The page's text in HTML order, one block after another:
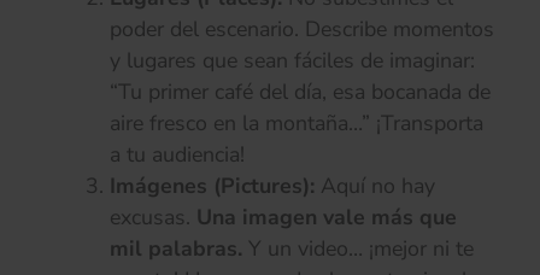
poder del escenario. Describe momentos
y lugares que sean fáciles de imaginar:
“Tu primer café del día, esa bocanada de
aire fresco en la montaña…” ¡Transporta
a tu audiencia!
Imágenes (Pictures): Aquí no hay
excusas. Una imagen vale más que
mil palabras. Y un video… ¡mejor ni te